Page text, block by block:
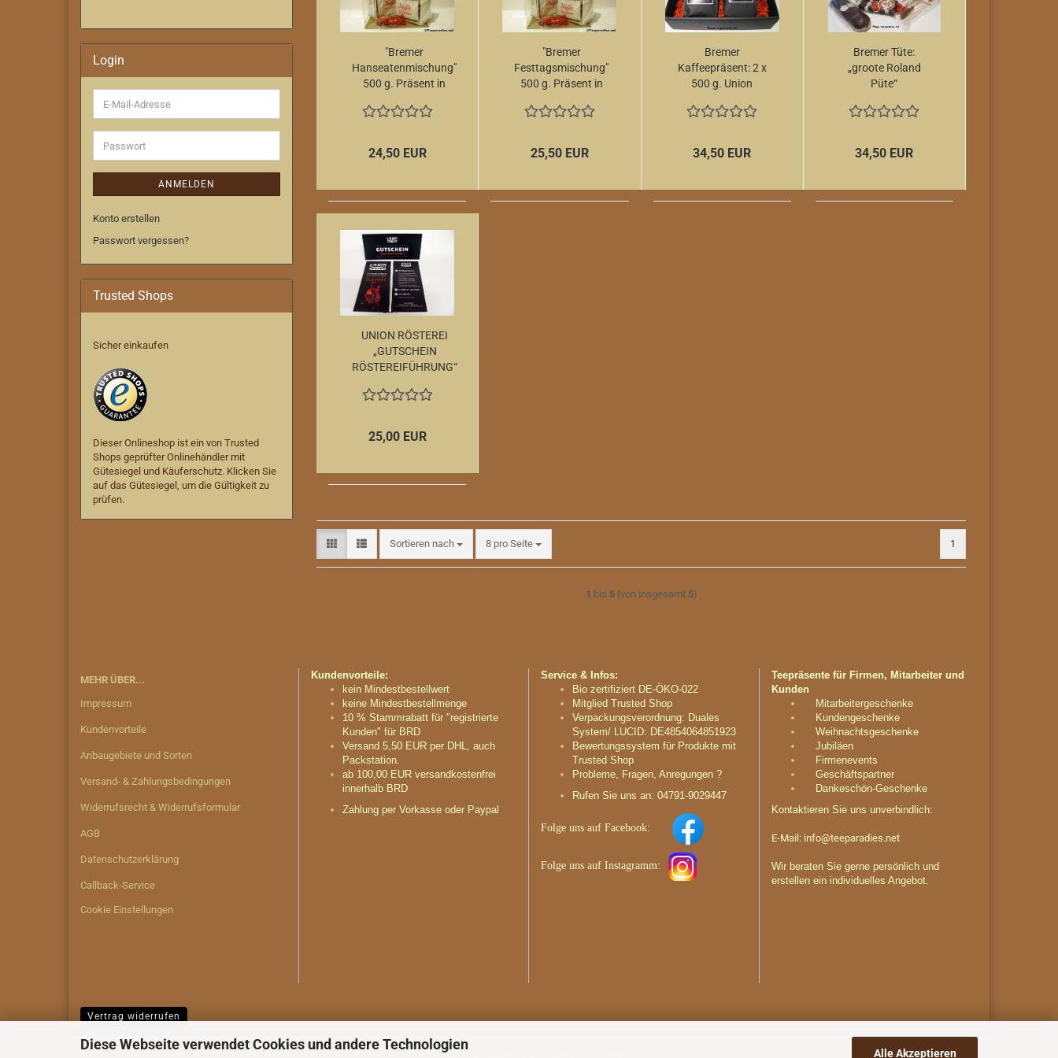
Diese Webseite verwendet Cookies und andere Technologien
Alle Akzeptieren
"Bremer
Hanseatenmischung"
500 g. Präsent in
24,50 EUR
"Bremer
Festtagsmischung"
500 g. Präsent in
25,50 EUR
Bremer
Kaffeepräsent: 2 x
500 g. Union
Geschenkkarton
34,50 EUR
Bremer Tüte:
„groote Roland
Püte“
34,50 EUR
UNION RÖSTEREI
„GUTSCHEIN
RÖSTEREIFÜHRUNG“
Euro.
25,00 EUR
Sortieren nach
Sortieren nach 8 pro Seite
pro Seite 1
1 bis 5(von insgesamt 5)
Login
E-
Mail-
Adresse
Passwort
ANMELDEN
Konto erstellen
Passwort vergessen?
Trusted Shops
Sicher einkaufen
Dieser Onlineshop ist ein von Trusted
Shops geprüfter Onlinehändler mit
Gütesiegel und Käuferschutz. Klicken Sie
auf das Gütesiegel, um die Gültigkeit zu
prüfen.
MEHR ÜBER...
Impressum
Kundenvorteile
Anbaugebiete und Sorten
Versand- & Zahlungsbedingungen
Widerrufsrecht & Widerrufsformular
AGB
Datenschutzerklärung
Callback-Service
Cookie Einstellungen
Kundenvorteile:
kein Mindestbestellwert
keine Mindestbestellmenge
10 % Stammrabatt für "registrierte
Kunden" für BRD
Versand 5,50 EUR per DHL, auch
Packstation.
ab 100,00 EUR versandkostenfrei
innerhalb BRD
Zahlung per Vorkasse oder Paypal
Service & Infos:
Bio zertifiziert DE-ÖKO-022
Mitglied Trusted Shop
Verpackungsverordnung: Duales
System/ LUCID: DE4854064851923
Bewertungssystem für Produkte mit
Trusted Shop
Probleme, Fragen, Anregungen ?
Rufen Sie uns an: 04791-9029447
Folge uns auf Facebook:
Folge uns auf Instagramm:
Teepräsente für Firmen, Mitarbeiter und
Kunden
Mitarbeitergeschenke
Kundengeschenke
Weihnachtsgeschenke
Jubiläen
Firmenevents
Geschäftspartner
Dankeschön-Geschenke
Kontaktieren Sie uns unverbindlich:
E-Mail: info@teeparadies.net
Wir beraten Sie gerne persönlich und
erstellen ein individuelles Angebot.
Vertrag widerrufen